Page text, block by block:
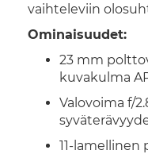
vaihteleviin
Ominaisuudet:
23 mm
kuvakulma
Valovoima f/
11-